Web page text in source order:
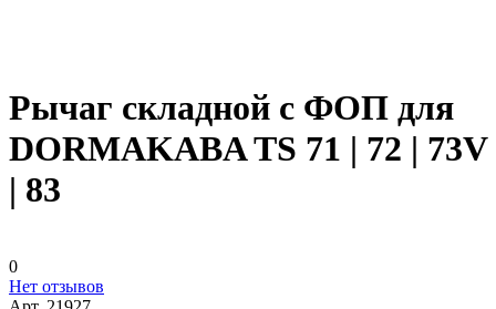
Рычаг складной с ФОП для
DORMAKABA TS 71 | 72 | 73V
| 83
0
Нет отзывов